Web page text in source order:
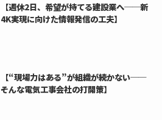
【週休2日、希望が持てる建設業へ──新
4K実現に向けた情報発信の工夫】
【“現場力はある”が組織が続かない──
そんな電気工事会社の打開策】